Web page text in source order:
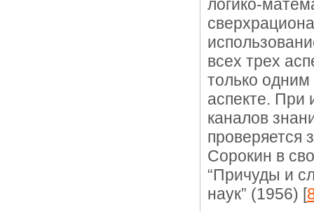
логико-
всех трех
только
аспекте. При
каналов
проверяется
Сорокин в
“Причуды и
наук” (1956) [